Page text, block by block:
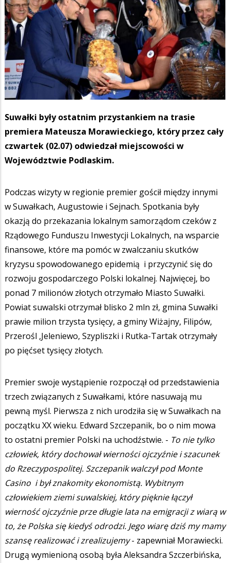
Suwałki były ostatnim przystankiem na trasie
premiera Mateusza Morawieckiego, który przez cały
czwartek (02.07) odwiedzał miejscowości w
Województwie Podlaskim.
Podczas wizyty w regionie premier gościł między innymi
w Suwałkach, Augustowie i Sejnach. Spotkania były
okazją do przekazania lokalnym samorządom czeków z
Rządowego Funduszu Inwestycji Lokalnych, na wsparcie
finansowe, które ma pomóc w zwalczaniu skutków
kryzysu spowodowanego epidemią i przyczynić się do
rozwoju gospodarczego Polski lokalnej. Najwięcej, bo
ponad 7 milionów złotych otrzymało Miasto Suwałki.
Powiat suwalski otrzymał blisko 2 mln zł, gmina Suwałki
prawie milion trzysta tysięcy, a gminy Wiżajny, Filipów,
Przerośl ,Jeleniewo, Szypliszki i Rutka-Tartak otrzymały
po pięćset tysięcy złotych.
Premier swoje wystąpienie rozpoczął od przedstawienia
trzech związanych z Suwałkami, które nasuwają mu
pewną myśl. Pierwsza z nich urodziła się w Suwałkach na
początku XX wieku. Edward Szczepanik, bo o nim mowa
to ostatni premier Polski na uchodźstwie. - To nie tylko
człowiek, który dochował wierności ojczyźnie i szacunek
do Rzeczypospolitej. Szczepanik walczył pod Monte
Casino i był znakomity ekonomistą. Wybitnym
człowiekiem ziemi suwalskiej, który pięknie łączył
wierność ojczyźnie prze długie lata na emigracji z wiarą w
to, że Polska się kiedyś odrodzi. Jego wiarę dziś my mamy
szansę realizować i zrealizujemy- zapewniał Morawiecki.
Drugą wymienioną osobą była Aleksandra Szczerbińska,